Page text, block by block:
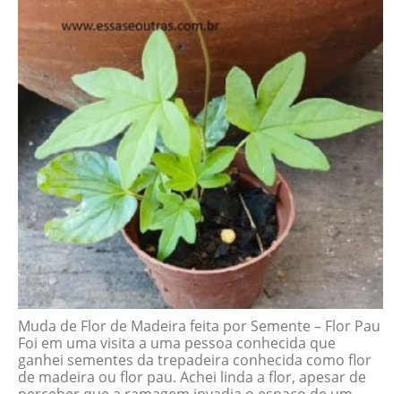
Muda de Flor de Madeira feita por Semente – Flor Pau
Foi em uma visita a uma pessoa conhecida que
ganhei sementes da trepadeira conhecida como flor
de madeira ou flor pau. Achei linda a flor, apesar de